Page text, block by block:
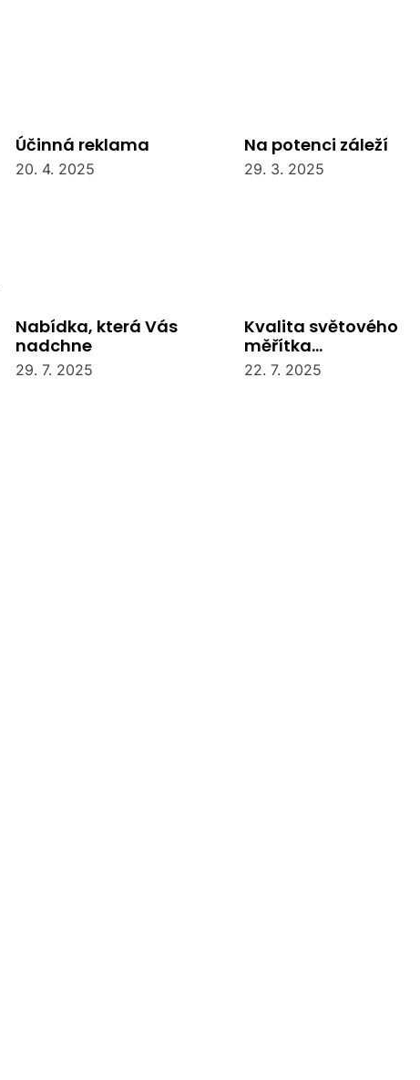
Účinná reklama
20. 4. 2025
Na potenci záleží
29. 3. 2025
Nabídka, která Vás
nadchne
29. 7. 2025
Kvalita světového
měřítka…
22. 7. 2025